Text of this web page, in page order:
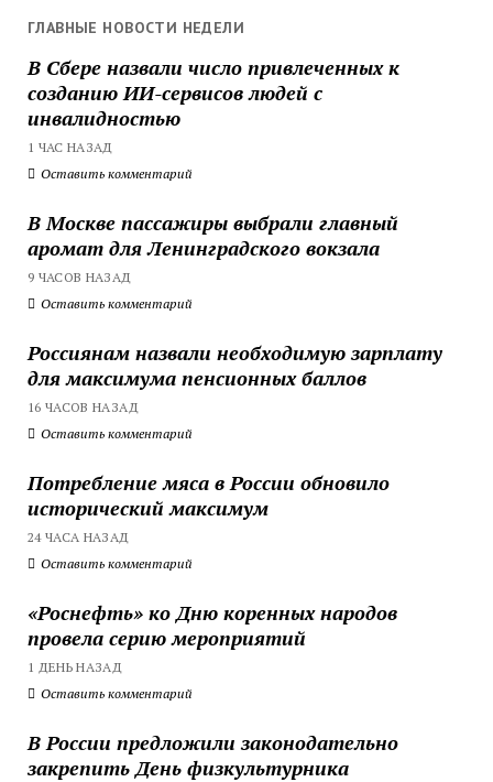
ГЛАВНЫЕ НОВОСТИ НЕДЕЛИ
В Сбере назвали число привлеченных к
созданию ИИ-сервисов людей с
инвалидностью
1 ЧАС НАЗАД
Оставить комментарий
В Москве пассажиры выбрали главный
аромат для Ленинградского вокзала
9 ЧАСОВ НАЗАД
Оставить комментарий
Россиянам назвали необходимую зарплату
для максимума пенсионных баллов
16 ЧАСОВ НАЗАД
Оставить комментарий
Потребление мяса в России обновило
исторический максимум
24 ЧАСА НАЗАД
Оставить комментарий
«Роснефть» ко Дню коренных народов
провела серию мероприятий
1 ДЕНЬ НАЗАД
Оставить комментарий
В России предложили законодательно
закрепить День физкультурника